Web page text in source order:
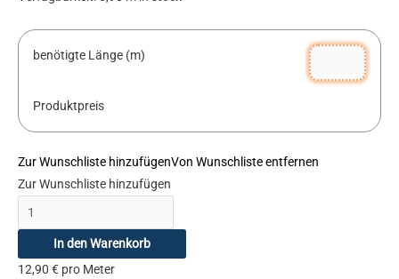
benötigte Länge (m)
Produktpreis
Zur Wunschliste hinzufügenVon Wunschliste entfernen
Zur Wunschliste hinzufügen
In den Warenkorb
12,90 € pro Meter